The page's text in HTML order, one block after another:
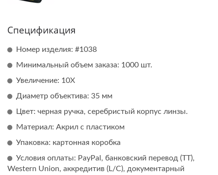
Спецификация
Номер изделия: #1038
Минимальный объем заказа: 1000 шт.
Увеличение: 10X
Диаметр объектива: 35 мм
Цвет: черная ручка, серебристый корпус линзы.
Материал: Акрил с пластиком
Упаковка: картонная коробка
Условия оплаты: PayPal, банковский перевод (TT),
Western Union, аккредитив (L/C), документарный